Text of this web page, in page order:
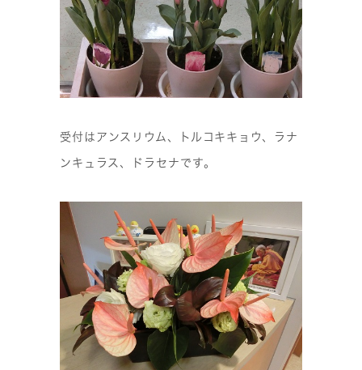
受付はアンスリウム、トルコキキョウ、ラナ
ンキュラス、ドラセナです。